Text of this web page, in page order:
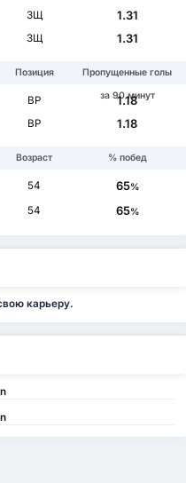
ЗЩ
1.31
ЗЩ 1.31
Позиция
Пропущенные голы
за 90 минут
ВР
1.18
ВР 1.18
Возраст % побед
54 65%
54 65%
карьеру.